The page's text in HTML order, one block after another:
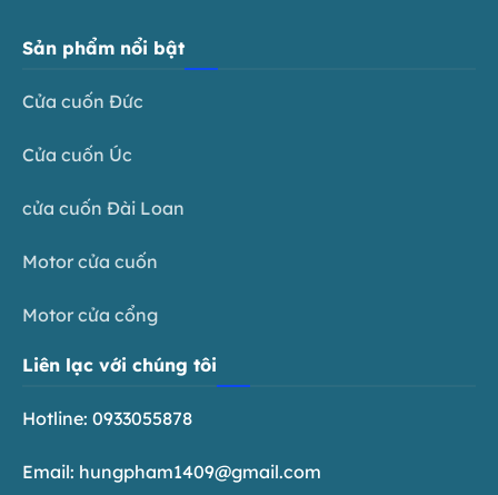
Sản phẩm nổi bật
Cửa cuốn Đức
Cửa cuốn Úc
cửa cuốn Đài Loan
Motor cửa cuốn
Motor cửa cổng
Liên lạc với chúng tôi
Hotline: 0933055878
Email: hungpham1409@gmail.com